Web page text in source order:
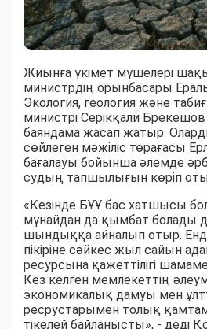
Жиынға үкімет мүшелері
министрдің орынбасары
Экология, геология және
министрі Серікқали
баяндама жасап жатыр.
сөйлеген мәжіліс төрағасы
бағалауы бойынша әлемде
судың тапшылығын көріп
«Кезінде БҰҰ бас хатшысы
мұнайдан да қымбат болады
шындыққа айналып отыр.
пікіріне сәйкес жыл сайын
ресурсына қажеттілігі
Кез келген мемлекеттің
экономикалық дамуы мен
ресрустарымен толық
тікелей байланысты», - деді